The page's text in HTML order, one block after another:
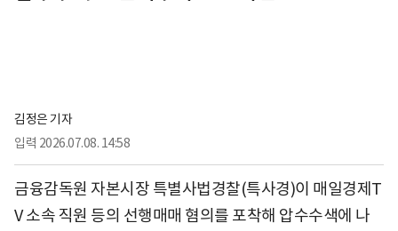
김정은 기자
입력 2026.07.08. 14:58
금융감독원 자본시장 특별사법경찰(특사경)이 매일경제T
V 소속 직원 등의 선행매매 혐의를 포착해 압수수색에 나